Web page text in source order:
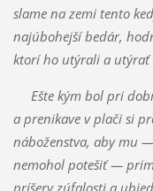
slame na zemi tento
najúbohejší bedár,
ktorí ho utýrali a utýrať
Ešte kým bol pri
a prenikave v plači si
náboženstva, aby mu
nemohol potešiť —
príšery zúfalosti a